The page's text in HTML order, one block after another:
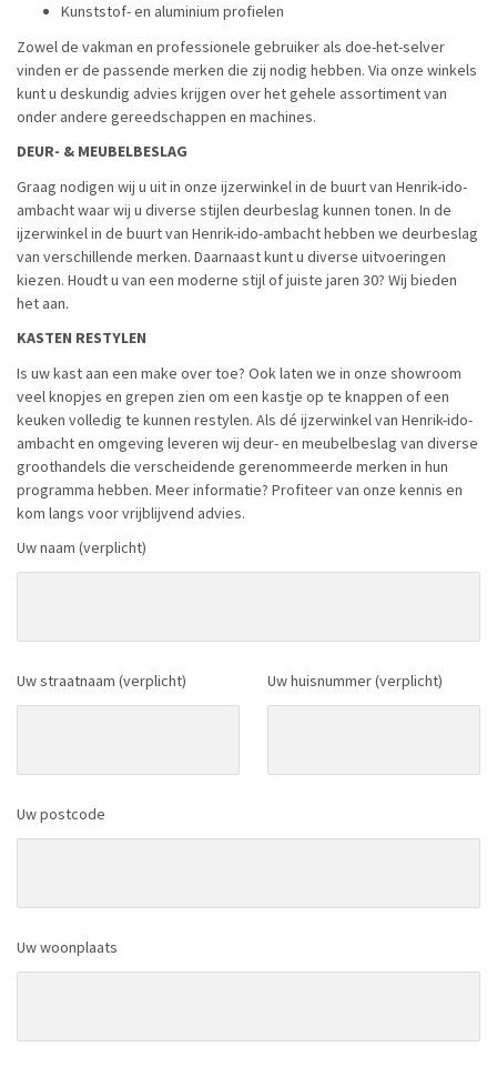
Kunststof- en aluminium profielen
Zowel de vakman en professionele gebruiker als doe-het-selver
vinden er de passende merken die zij nodig hebben. Via onze winkels
kunt u deskundig advies krijgen over het gehele assortiment van
onder andere gereedschappen en machines.
DEUR- & MEUBELBESLAG
Graag nodigen wij u uit in onze ijzerwinkel in de buurt van Henrik-ido-
ambacht waar wij u diverse stijlen deurbeslag kunnen tonen. In de
ijzerwinkel in de buurt van Henrik-ido-ambacht hebben we deurbeslag
van verschillende merken. Daarnaast kunt u diverse uitvoeringen
kiezen. Houdt u van een moderne stijl of juiste jaren 30? Wij bieden
het aan.
KASTEN RESTYLEN
Is uw kast aan een make over toe? Ook laten we in onze showroom
veel knopjes en grepen zien om een kastje op te knappen of een
keuken volledig te kunnen restylen. Als dé ijzerwinkel van Henrik-ido-
ambacht en omgeving leveren wij deur- en meubelbeslag van diverse
groothandels die verscheidende gerenommeerde merken in hun
programma hebben. Meer informatie? Profiteer van onze kennis en
kom langs voor vrijblijvend advies.
Uw naam (verplicht)
Uw straatnaam (verplicht) Uw huisnummer (verplicht)
Uw postcode
Uw woonplaats